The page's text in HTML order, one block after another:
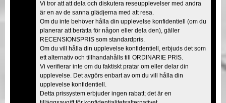
Vi tror att att dela och diskutera reseupplevelser med andra
är en av de sanna glädjerna med att resa.
Om du inte behöver hålla din upplevelse konfidentiell (om du
planerar att berätta för någon eller dela den), gäller
RECENSIONSPRIS som standardpris.
Om du vill hålla din upplevelse konfidentiell, erbjuds det som
ett alternativ och tillhandahålls till ORDINARIE PRIS.
Vi verifierar inte om du faktiskt pratar om eller delar din
upplevelse. Det avgörs enbart av om du vill hålla din
upplevelse konfidentiell.
Detta prissystem erbjuder ingen rabatt; det är en